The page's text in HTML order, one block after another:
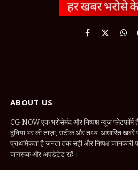
Facebook
X
ABOUT US
CG NOW एक भरोसेमंद और निष्पक्ष न्यूज़
दुनिया भर की ताज़ा, सटीक और तथ्य-आधारित खबरें
प्राथमिकता है जनता तक सही और निष्पक्ष जानकारी
जागरूक और अपडेटेड रहें।